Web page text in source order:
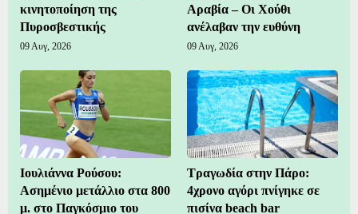
κινητοποίηση της
Πυροσβεστικής
09 Αυγ, 2026
Αραβία – Οι Χούθι
ανέλαβαν την ευθύνη
09 Αυγ, 2026
Ιουλιάννα Ρούσου:
Ασημένιο μετάλλιο στα 800
μ. στο Παγκόσμιο του
Τραγωδία στην Πάρο:
4χρονο αγόρι πνίγηκε σε
πισίνα beach bar